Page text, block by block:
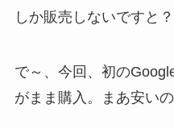
しか販売しないですと？
で～、今回、初の
がまま購入。まあ安いの